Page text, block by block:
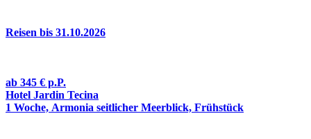
Reisen bis 31.10.2026
ab 345 € p.P.
Hotel Jardin Tecina
1 Woche, Armonia seitlicher Meerblick, Frühstück